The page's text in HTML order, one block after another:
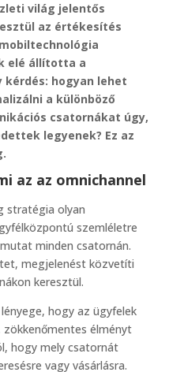
világ jelentős
az értékesítés
elé állította a
kérdés: hogyan lehet
a különböző
csatornákat úgy,
legyenek? Ez az
az az omnichannel
stratégia olyan
szemléletre
minden csatornán.
megjelenést közvetíti
keresztül.
hogy az ügyfelek
élményt
hogy mely csatornát
vagy vásárlásra.